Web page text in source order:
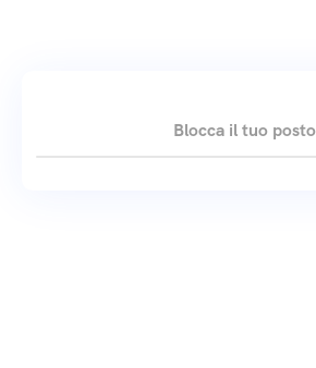
Blocca il tuo posto